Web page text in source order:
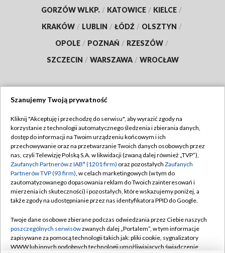
GORZÓW WLKP. / KATOWICE / KIELCE /
KRAKÓW / LUBLIN / ŁÓDŹ / OLSZTYN /
OPOLE / POZNAŃ / RZESZÓW /
SZCZECIN / WARSZAWA / WROCŁAW
TVP
Abonament TVP
Emisja w TVP
Centrum informacji TVP
Naziemna Telewizja Cyfrowa
Rada Programowa
System NOS
Regulamin TVP
Polityka prywatności
Moje zgody
Pomoc
Kontakt
Szanujemy Twoją prywatność
Kliknij "Akceptuję i przechodzę do serwisu", aby wyrazić zgody na
korzystanie z technologii automatycznego śledzenia i zbierania danych,
dostęp do informacji na Twoim urządzeniu końcowym i ich
przechowywanie oraz na przetwarzanie Twoich danych osobowych przez
nas, czyli Telewizję Polską S.A. w likwidacji (zwaną dalej również „TVP”),
Zaufanych Partnerów z IAB* (1201 firm) oraz pozostałych Zaufanych
Partnerów TVP (93 firm), w celach marketingowych (w tym do
zautomatyzowanego dopasowania reklam do Twoich zainteresowań i
mierzenia ich skuteczności) i pozostałych, które wskazujemy poniżej, a
także zgody na udostępnianie przez nas identyfikatora PPID do Google.
Twoje dane osobowe zbierane podczas odwiedzania przez Ciebie naszych
poszczególnych serwisówzwanych dalej „Portalem”, w tym informacje
zapisywane za pomocą technologii takich jak: pliki cookie, sygnalizatory
WWW lub innych podobnych technologii umożliwiających świadczenie